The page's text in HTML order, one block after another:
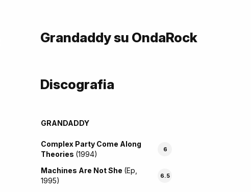
Grandaddy su OndaRock
Discografia
GRANDADDY
Complex Party Come Along
Theories (1994)
6
Machines Are Not She (Ep,
1995)
6.5